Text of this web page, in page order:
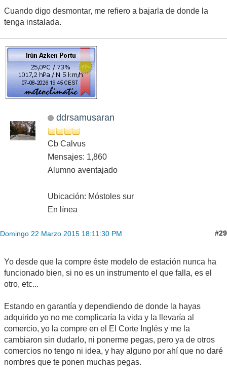
Cuando digo desmontar, me refiero a bajarla de donde la
tenga instalada.
ddrsamusaran
Cb Calvus
Mensajes: 1,860
Alumno aventajado
Ubicación: Móstoles sur
En línea
Domingo 22 Marzo 2015 18:11:30 PM #29
Yo desde que la compre éste modelo de estación nunca ha
funcionado bien, si no es un instrumento el que falla, es el
otro, etc...
Estando en garantía y dependiendo de donde la hayas
adquirido yo no me complicaría la vida y la llevaría al
comercio, yo la compre en el El Corte Inglés y me la
cambiaron sin dudarlo, ni ponerme pegas, pero ya de otros
comercios no tengo ni idea, y hay alguno por ahí que no daré
nombres que te ponen muchas pegas.